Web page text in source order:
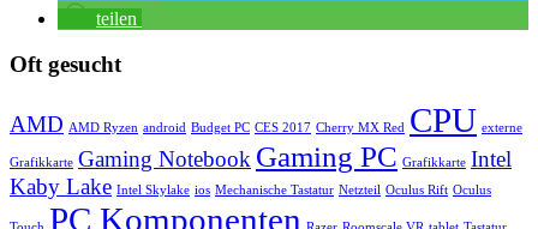
teilen
Oft gesucht
AMD AMD Ryzen android Budget PC CES 2017 Cherry MX Red CPU externe
Grafikkarte Gaming Notebook Gaming PC Grafikkarte Intel
Kaby Lake Intel Skylake ios Mechanische Tastatur Netzteil Oculus Rift Oculus
PC Komponenten